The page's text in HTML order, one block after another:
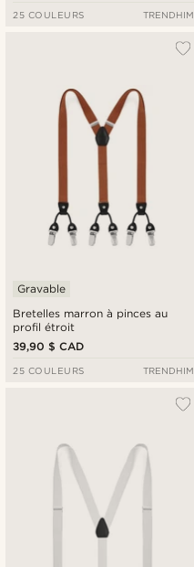
25 COULEURS TRENDHIM
Bretelles marron à pinces au
profil étroit
Gravable
39,90 $ CAD
25 COULEURS TRENDHIM